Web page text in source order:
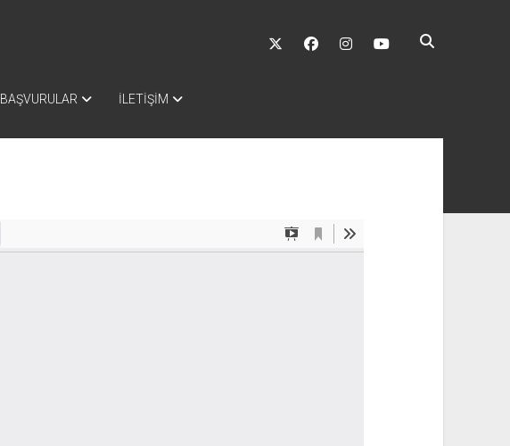
twitter facebookinstagramyoutube
BAŞVURULAR İLETİŞİM